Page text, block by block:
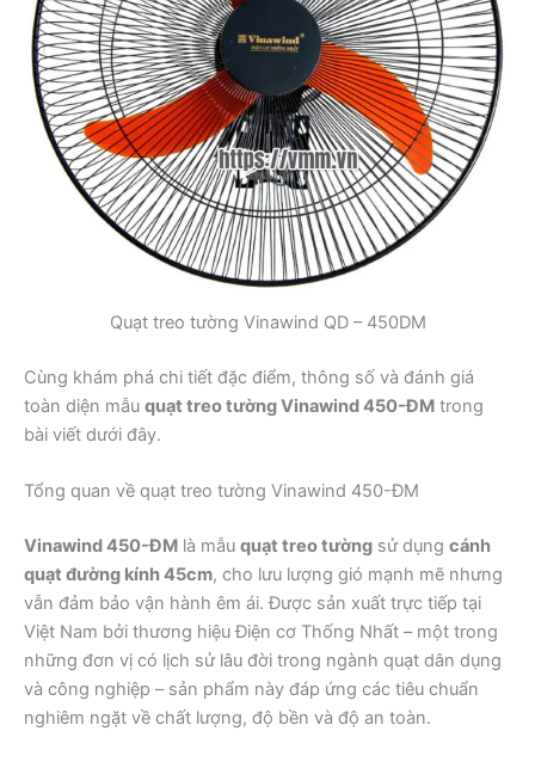
Quạt treo tường Vinawind QD – 450DM
Cùng khám phá chi tiết đặc điểm, thông số và đánh giá
toàn diện mẫu quạt treo tường Vinawind 450-ĐM trong
bài viết dưới đây.
Tổng quan về quạt treo tường Vinawind 450-ĐM
Vinawind 450-ĐM là mẫu quạt treo tường sử dụng cánh
quạt đường kính 45cm, cho lưu lượng gió mạnh mẽ nhưng
vẫn đảm bảo vận hành êm ái. Được sản xuất trực tiếp tại
Việt Nam bởi thương hiệu Điện cơ Thống Nhất – một trong
những đơn vị có lịch sử lâu đời trong ngành quạt dân dụng
và công nghiệp – sản phẩm này đáp ứng các tiêu chuẩn
nghiêm ngặt về chất lượng, độ bền và độ an toàn.